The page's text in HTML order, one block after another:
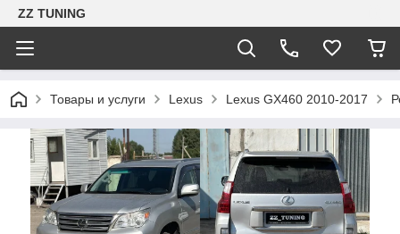
ZZ TUNING
Товары и услуги Lexus Lexus GX460 2010-2017